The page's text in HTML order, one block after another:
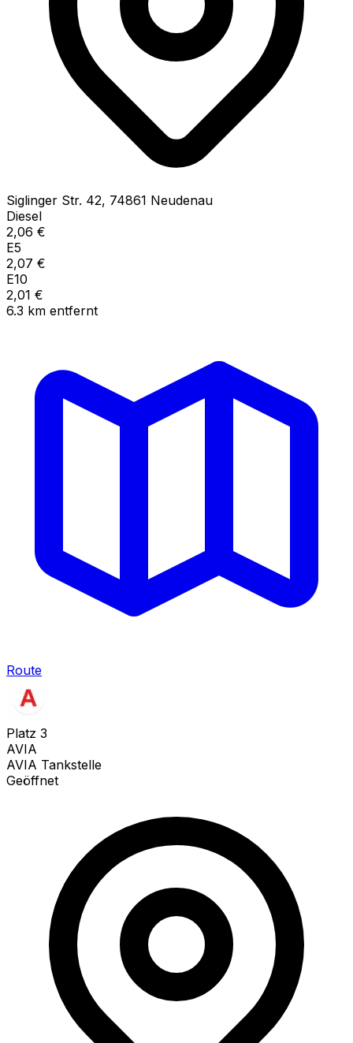
Siglinger Str. 42, 74861 Neudenau
Diesel
2,06 €
E5
2,07 €
E10
2,01 €
6.3 km entfernt
Route
Platz 3
AVIA
AVIA Tankstelle
Geöffnet